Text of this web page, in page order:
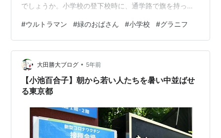
でしょうか。小学校の登下校時に、通学路で旗を持って
の住んでいる地域では近所の家同士で持ち回りで担当す
ることになっていて、我が家にも月に一回くらいのペー
スでその当番が回ってきます。 今日がその当番の日でし
た。 朝起きて食パンをかじっている時に、はたと旗当番
のことを思い出し大慌てで着替える。で、そのときに僕
が手に取った洋服が、たまたまウルトラマンと…
#ウルトラマン #緑のおばさん #小学校 #グラニフ
大田勝大ブログ • 5年前
【小池百合子】朝から若い人たちを暑い中並ばせ
る東京都